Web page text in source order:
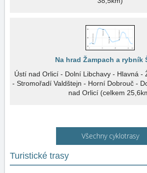
Na hrad Žampach a rybník
Ústí nad Orlicí - Dolní Libchavy - Hlavná -
- Stromořadí Valdštejn - Horní Dobrouč -
nad Orlicí (celkem
Všechny cyklotrasy
Turistické trasy